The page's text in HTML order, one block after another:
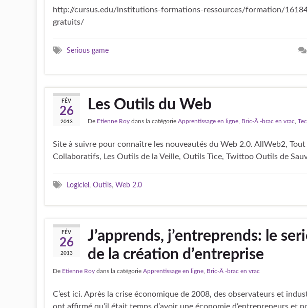
http://cursus.edu/institutions-formations-ressources/formation/
gratuits/
Serious game
FÉV
26
2013
Les Outils du Web
De Etienne Roy dans la catégorie Apprentissage en ligne Bric-Ã -brac en vrac
Site à suivre pour connaître les nouveautés du Web 2.0. AllWeb2,
Collaboratifs, Les Outils de la Veille, Outils Tice, Twittoo Outils de
Logiciel , Outils, Web 2.0
FÉV
26
2013
J’apprends, j’entreprends: le
de la création d’entreprise
De Etienne Roy dans la catégorie Apprentissage en ligne Bric-Ã -brac en vrac
C’est ici. Après la crise économique de 2008, des observateurs et
ont affirmé qu’il était temps d’avoir une économie d’entrepreneurs et